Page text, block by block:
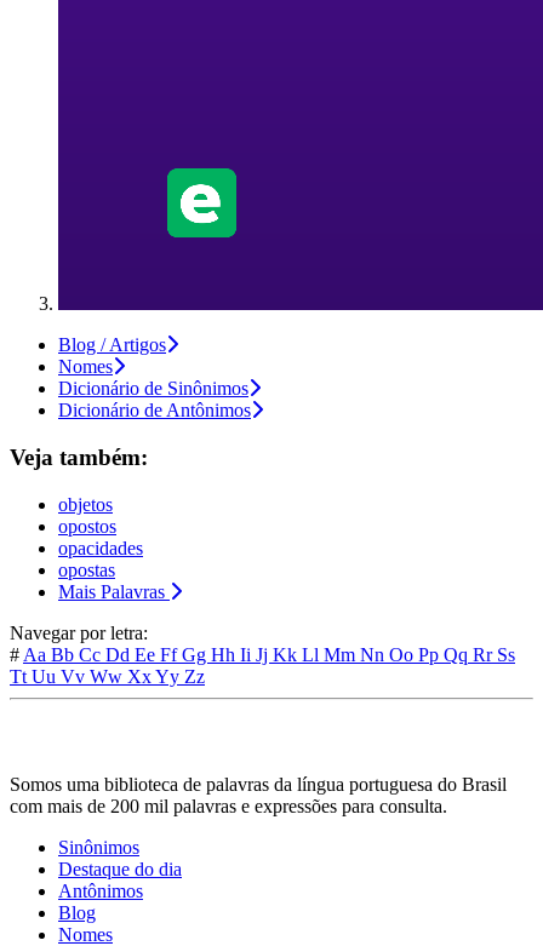
Blog / Artigos
Nomes
Dicionário de Sinônimos
Dicionário de Antônimos
Veja também:
objetos
opostos
opacidades
opostas
Mais Palavras
Navegar por letra:
# Aa Bb Cc Dd Ee FfGg Hh Ii Jj Kk Ll Mm Nn Oo Pp Qq Rr Ss
Tt Uu Vv Ww XxYy Zz
Somos uma biblioteca de palavras da língua portuguesa do Brasil
com mais de 200 mil palavras e expressões para consulta.
Sinônimos
Destaque do dia
Antônimos
Blog
Nomes